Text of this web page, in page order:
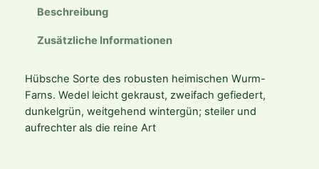
r
i
s
f
Beschreibung
Zusätzliche Informationen
Hübsche Sorte des robusten heimischen Wurm-
Farns. Wedel leicht gekraust, zweifach gefiedert,
dunkelgrün, weitgehend wintergün; steiler und
aufrechter als die reine Art